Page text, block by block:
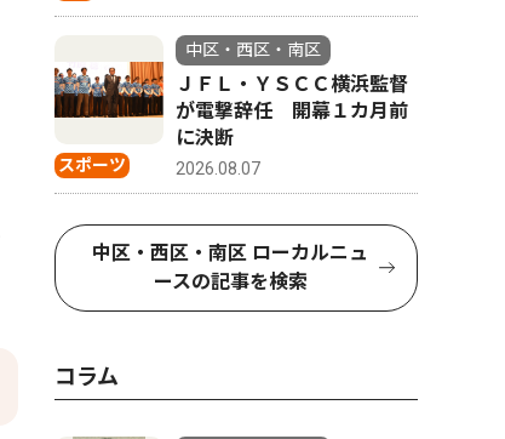
スポーツ
中区・西区・南区
ＪＦＬ・ＹＳＣＣ横浜監督
が電撃辞任 開幕１カ月前
に決断
2026.08.07
中区・西区・南区 ローカルニュ
ースの記事を検索
コラム